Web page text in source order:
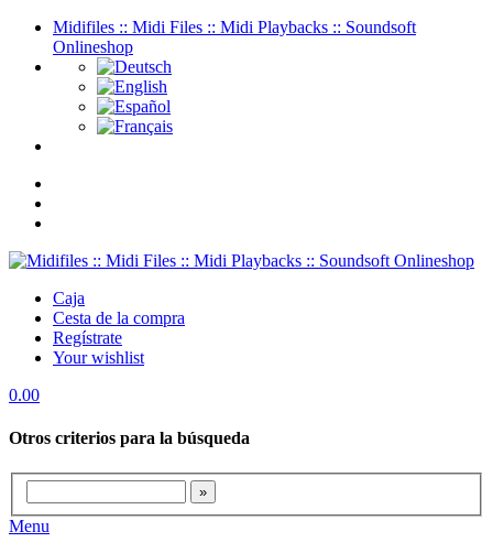
Midifiles :: Midi Files :: Midi Playbacks :: Soundsoft
Onlineshop
Caja
Cesta de la compra
Regístrate
Your wishlist
0.00
Otros criterios para la búsqueda
Menu